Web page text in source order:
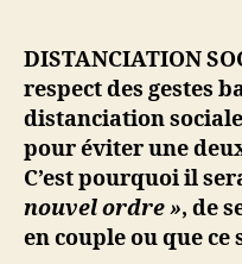
DISTANCIATION
respect des gestes
distanciation
pour éviter une
C’est pourquoi il
nouvel ordre », de
en couple ou que ce